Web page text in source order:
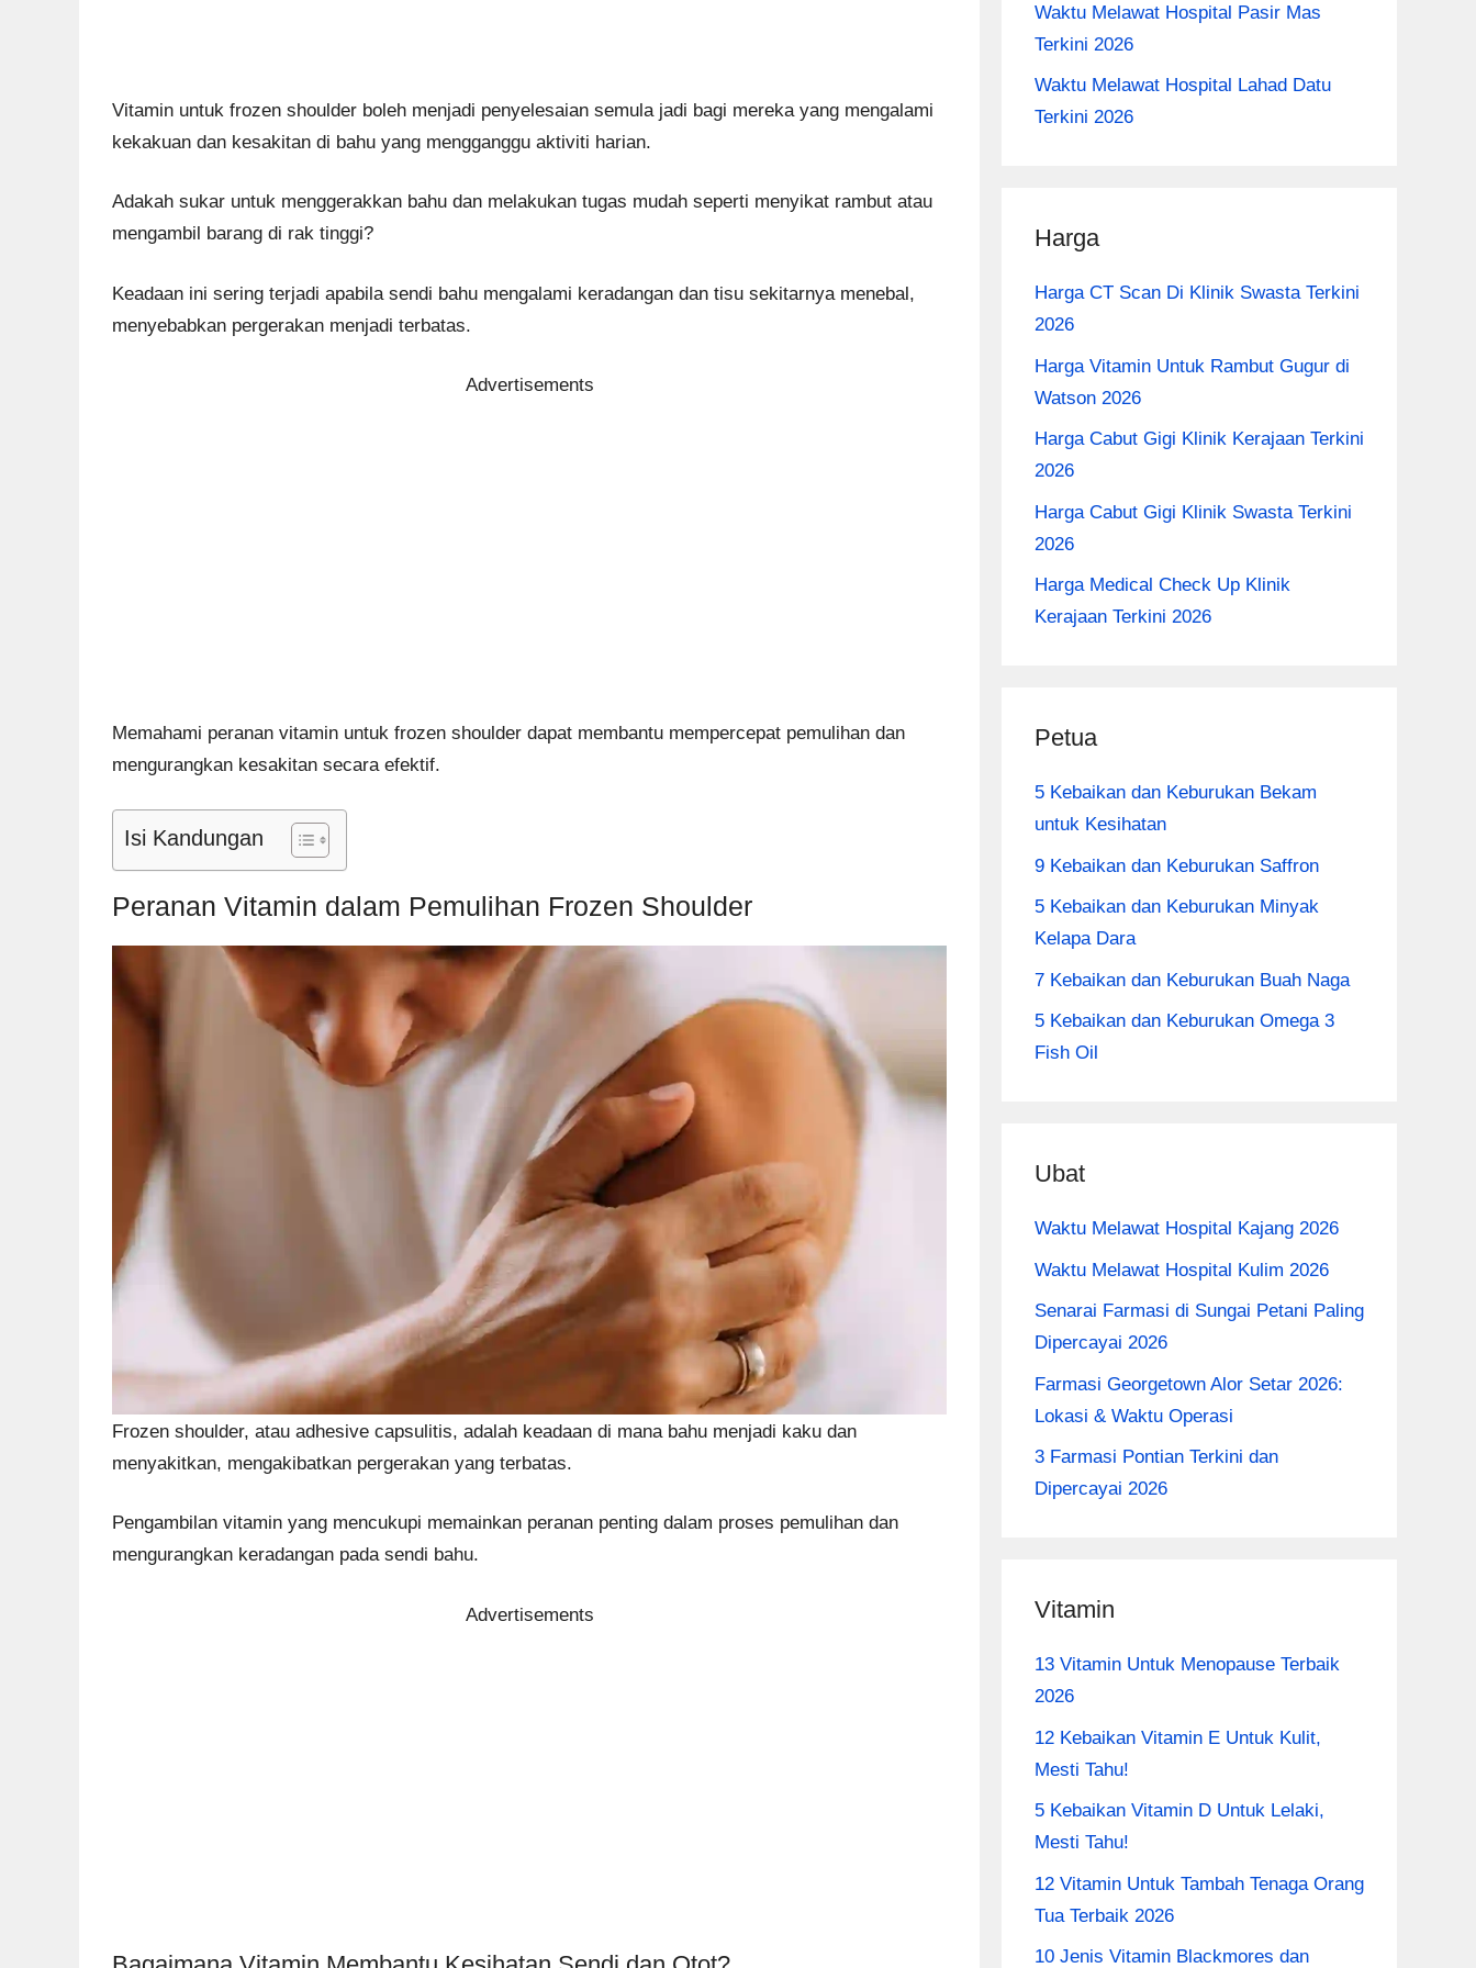
Vitamin untuk frozen shoulder boleh menjadi penyelesaian semula jadi bagi mereka yang mengalami
kekakuan dan kesakitan di bahu yang mengganggu aktiviti harian.
Adakah sukar untuk menggerakkan bahu dan melakukan tugas mudah seperti menyikat rambut atau
mengambil barang di rak tinggi?
Keadaan ini sering terjadi apabila sendi bahu mengalami keradangan dan tisu sekitarnya menebal,
menyebabkan pergerakan menjadi terbatas.
Advertisements
Memahami peranan vitamin untuk frozen shoulder dapat membantu mempercepat pemulihan dan
mengurangkan kesakitan secara efektif.
Isi Kandungan
Peranan Vitamin dalam Pemulihan Frozen Shoulder
Frozen shoulder, atau adhesive capsulitis, adalah keadaan di mana bahu menjadi kaku dan
menyakitkan, mengakibatkan pergerakan yang terbatas.
Pengambilan vitamin yang mencukupi memainkan peranan penting dalam proses pemulihan dan
mengurangkan keradangan pada sendi bahu.
Advertisements
Waktu Melawat Hospital Pasir Mas
Terkini 2026
Waktu Melawat Hospital Lahad Datu
Terkini 2026
Harga
Harga CT Scan Di Klinik Swasta Terkini
2026
Harga Vitamin Untuk Rambut Gugur di
Watson 2026
Harga Cabut Gigi Klinik Kerajaan Terkini
2026
Harga Cabut Gigi Klinik Swasta Terkini
2026
Harga Medical Check Up Klinik
Kerajaan Terkini 2026
Petua
5 Kebaikan dan Keburukan Bekam
untuk Kesihatan
9 Kebaikan dan Keburukan Saffron
5 Kebaikan dan Keburukan Minyak
Kelapa Dara
7 Kebaikan dan Keburukan Buah Naga
5 Kebaikan dan Keburukan Omega 3
Fish Oil
Ubat
Waktu Melawat Hospital Kajang 2026
Waktu Melawat Hospital Kulim 2026
Senarai Farmasi di Sungai Petani Paling
Dipercayai 2026
Farmasi Georgetown Alor Setar 2026:
Lokasi & Waktu Operasi
3 Farmasi Pontian Terkini dan
Dipercayai 2026
Vitamin
13 Vitamin Untuk Menopause Terbaik
2026
12 Kebaikan Vitamin E Untuk Kulit,
Mesti Tahu!
5 Kebaikan Vitamin D Untuk Lelaki,
Mesti Tahu!
12 Vitamin Untuk Tambah Tenaga Orang
Tua Terbaik 2026
10 Jenis Vitamin Blackmores dan